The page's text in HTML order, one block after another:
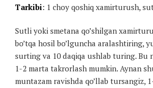
Tarkibi: 1 choy qoshiq xamirturush,
Sutli yoki smetana qo’shilgan
bo’tqa hosil bo’lguncha aralashtiring,
surting va 10 daqiqa ushlab turing. Bu
1-2 marta takrorlash mumkin. Aynan
muntazam ravishda qo’llab tursangiz,